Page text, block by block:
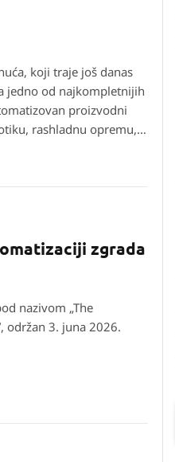
koji traje još danas
jedno od najkompletnijih
proizvodni
rashladnu opremu,
zgrada
održan 3. juna 2026.